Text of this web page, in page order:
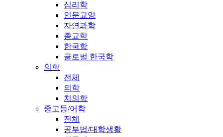
심리학
인문교양
자연과학
종교학
한국학
글로벌 한국학
의학
전체
의학
치의학
중고등/어학
전체
공부법/대학생활